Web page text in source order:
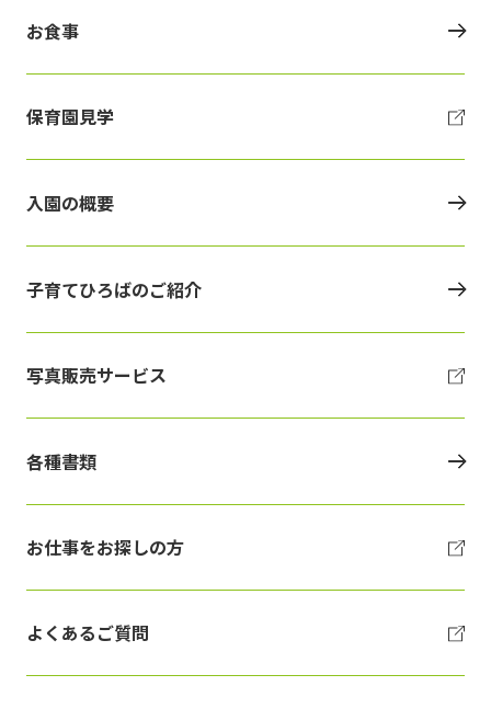
お食事
保育園見学
入園の概要
子育てひろばのご紹介
写真販売サービス
各種書類
お仕事をお探しの方
よくあるご質問